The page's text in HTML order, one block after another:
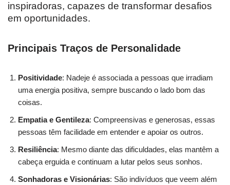
inspiradoras, capazes de transformar desafios
em oportunidades.
Principais Traços de Personalidade
Positividade: Nadeje é associada a pessoas que irradiam
uma energia positiva, sempre buscando o lado bom das
coisas.
Empatia e Gentileza: Compreensivas e generosas, essas
pessoas têm facilidade em entender e apoiar os outros.
Resiliência: Mesmo diante das dificuldades, elas mantêm a
cabeça erguida e continuam a lutar pelos seus sonhos.
Sonhadoras e Visionárias: São indivíduos que veem além